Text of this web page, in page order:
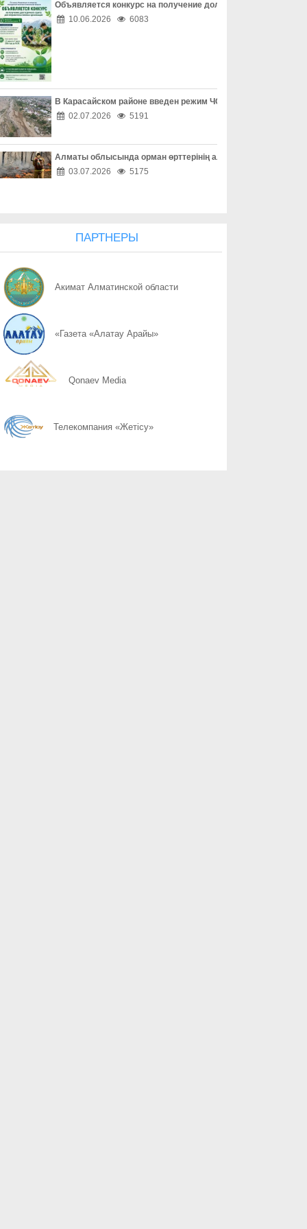
07.08 Защита детей требует совместных действий
07.08 Свыше 1900 ИИ-фильмов из более чем 90 стран поступило на
07.08 У граждан высокие ожидания от выборов в Курултай – опрос
07.08 ОТБАСЫ – ОТАН ҚОРҒАУШЫНЫҢ БЕРІК ТІРЕГІ
07.08 Еліміздің ертеңі – әрбір азаматтың таңдауында
07.08 Более 100 объектов планируется построить в Алматинской
07.08 КАК ЛЕГКО НАЙТИ СВОЙ УЧАСТОК ДЛЯ ГОЛОСОВАНИЯ?
07.08
07.08
07.08 Курултай-2026: партии вернулись в регионы после дебатов
Объявляется конкурс на получение долгосрочного гранта
10.06.2026
6083
В Карасайском районе введен режим ЧС местного масштаба
02.07.2026
5191
Алматы облысында орман өрттерінің алдын алу жұмыстары
03.07.2026
5175
ПАРТНЕРЫ
Акимат Алматинской области
«Газета «Алатау Арайы»
Qonaev Media
Телекомпания «Жетісу»